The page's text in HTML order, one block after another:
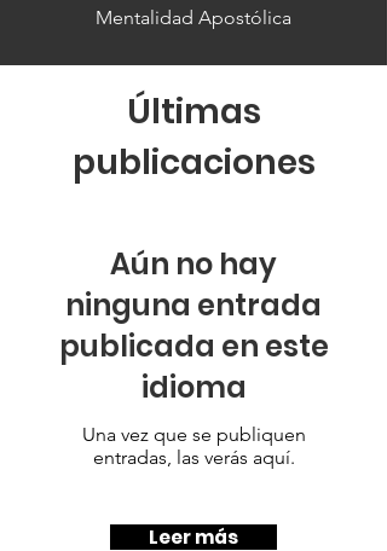
Mentalidad Apostólica
Últimas
publicaciones
Aún no hay
ninguna entrada
publicada en este
idioma
Una vez que se publiquen
entradas, las verás aquí.
Leer más